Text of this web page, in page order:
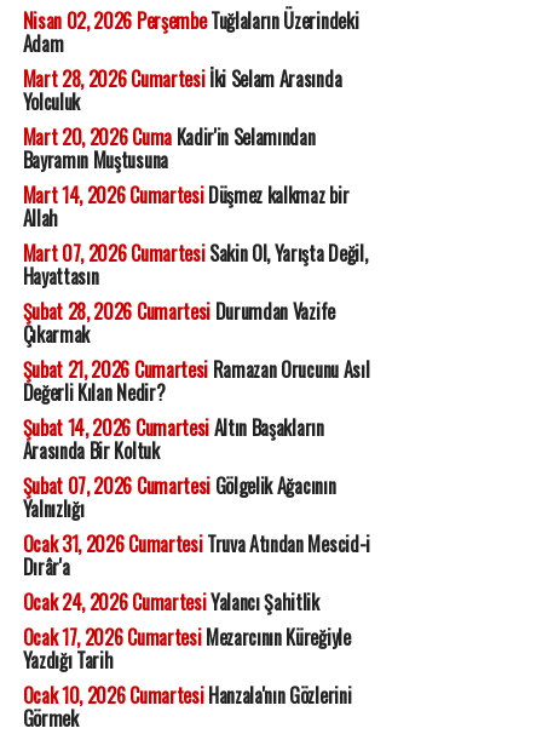
Nisan 02, 2026 PerşembeTuğlaların Üzerindeki
Adam
Mart 28, 2026 Cumartesiİki Selam Arasında
Yolculuk
Mart 20, 2026 CumaKadir'in Selamından
Bayramın Muştusuna
Mart 14, 2026 CumartesiDüşmez kalkmaz bir
Allah
Mart 07, 2026 CumartesiSakin Ol, Yarışta Değil,
Hayattasın
Şubat 28, 2026 CumartesiDurumdan Vazife
Çıkarmak
Şubat 21, 2026 CumartesiRamazan Orucunu Asıl
Değerli Kılan Nedir?
Şubat 14, 2026 CumartesiAltın Başakların
Arasında Bir Koltuk
Şubat 07, 2026 CumartesiGölgelik Ağacının
Yalnızlığı
Ocak 31, 2026 CumartesiTruva Atından Mescid-i
Dırâr'a
Ocak 24, 2026 CumartesiYalancı Şahitlik
Ocak 17, 2026 CumartesiMezarcının Küreğiyle
Yazdığı Tarih
Ocak 10, 2026 CumartesiHanzala'nın Gözlerini
Görmek